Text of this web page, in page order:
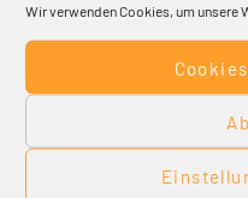
Wir verwenden Cookies, um unsere
E-Mail:
Bitte senden Sie
Öffnungszeiten
Mo-Do: 07:45 – 16:45 Uhr und